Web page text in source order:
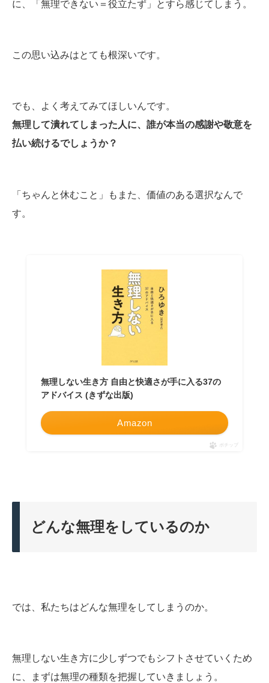
に、「無理できない＝役立たず」とすら感じてしまう。
この思い込みはとても根深いです。
でも、よく考えてみてほしいんです。
無理して潰れてしまった人に、誰が本当の感謝や敬意を
払い続けるでしょうか？
「ちゃんと休むこと」もまた、価値のある選択なんで
す。
無理しない生き方 自由と快適さが手に入る37の
アドバイス (きずな出版)
Amazon
ポチップ
どんな無理をしているのか
では、私たちはどんな無理をしてしまうのか。
無理しない生き方に少しずつでもシフトさせていくため
に、まずは無理の種類を把握していきましょう。